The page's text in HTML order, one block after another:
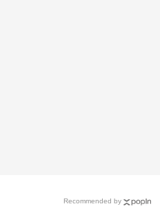
Recommended by